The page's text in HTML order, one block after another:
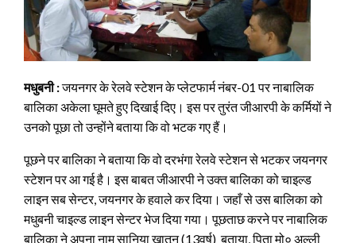
मधुबनी :जयनगर के रेलवे स्टेशन के प्लेटफार्म नंबर-01 पर नाबालिक
बालिका अकेला घूमते हुए दिखाई दिए। इस पर तुरंत जीआरपी के कर्मियों ने
उनको पूछा तो उन्होंने बताया कि वो भटक गए हैं।
पूछने पर बालिका ने बताया कि वो दरभंगा रेलवे स्टेशन से भटकर जयनगर
स्टेशन पर आ गई है। इस बाबत जीआरपी ने उक्त बालिका को चाइल्ड
लाइन सब सेन्टर, जयनगर के हवाले कर दिया। जहाँ से उस बालिका को
मधुबनी चाइल्ड लाइन सेन्टर भेज दिया गया। पूछताछ करने पर नाबालिक
बालिका ने अपना नाम सानिया खातून (13वर्ष) बताया, पिता मो० अल्ली